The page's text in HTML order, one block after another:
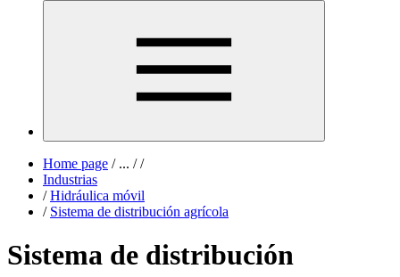
Home page /... / /
Industrias
/ Hidráulica móvil
/ Sistema de distribución agrícola
Sistema de distribución